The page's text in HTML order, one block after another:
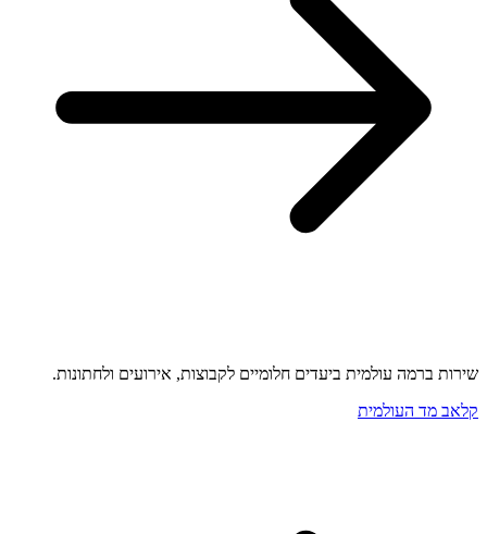
שירות ברמה עולמית ביעדים חלומיים לקבוצות, אירועים ולחתונות.
קלאב מד העולמית